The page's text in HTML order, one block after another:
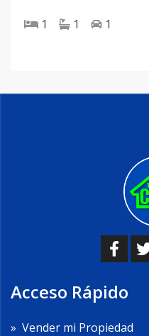
1 1 1
Acceso Rápido
» Vender mi Propiedad